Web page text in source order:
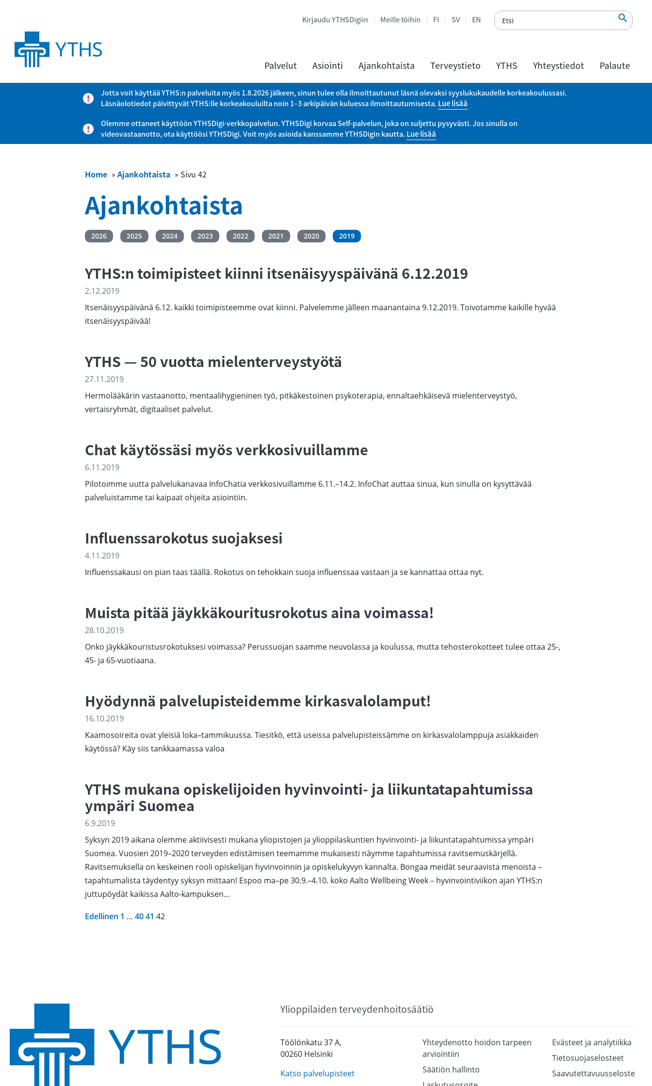
Kirjaudu YTHSDigiin Meille töihin FI SV EN 
Palvelut Asiointi Ajankohtaista Terveystieto YTHS Yhteystiedot Palaute
Jotta voit käyttää YTHS:n palveluita myös 1.8.2026 jälkeen, sinun tulee olla ilmoittautunut läsnä olevaksi syyslukukaudelle korkeakoulussasi.
Läsnäolotiedot päivittyvät YTHS:lle korkeakouluilta noin 1–3 arkipäivän kuluessa ilmoittautumisesta.Lue lisää
Olemme ottaneet käyttöön YTHSDigi-verkkopalvelun. YTHSDigi korvaa Self-palvelun, joka on suljettu pysyvästi. Jos sinulla on
videovastaanotto, ota käyttöösi YTHSDigi. Voit myös asioida kanssamme YTHSDigin kautta.Lue lisää
Home » Ajankohtaista » Sivu 42
Ajankohtaista
2026 2025 2024 2023 2022 2021 2020 2019
YTHS:n toimipisteet kiinni itsenäisyyspäivänä 6.12.2019
2.12.2019
Itsenäisyyspäivänä 6.12. kaikki toimipisteemme ovat kiinni. Palvelemme jälleen maanantaina 9.12.2019. Toivotamme kaikille hyvää
itsenäisyyspäivää!
YTHS — 50 vuotta mielenterveystyötä
27.11.2019
Hermolääkärin vastaanotto, mentaalihygieninen työ, pitkäkestoinen psykoterapia, ennaltaehkäisevä mielenterveystyö,
vertaisryhmät, digitaaliset palvelut.
Chat käytössäsi myös verkkosivuillamme
6.11.2019
Pilotoimme uutta palvelukanavaa InfoChatia verkkosivuillamme 6.11.–14.2. InfoChat auttaa sinua, kun sinulla on kysyttävää
palveluistamme tai kaipaat ohjeita asiointiin.
Influenssarokotus suojaksesi
4.11.2019
Influenssakausi on pian taas täällä. Rokotus on tehokkain suoja influenssaa vastaan ja se kannattaa ottaa nyt.
Muista pitää jäykkäkouritusrokotus aina voimassa!
28.10.2019
Onko jäykkäkouristusrokotuksesi voimassa? Perussuojan saamme neuvolassa ja koulussa, mutta tehosterokotteet tulee ottaa 25-,
45- ja 65-vuotiaana.
Hyödynnä palvelupisteidemme kirkasvalolamput!
16.10.2019
Kaamosoireita ovat yleisiä loka–tammikuussa. Tiesitkö, että useissa palvelupisteissämme on kirkasvalolamppuja asiakkaiden
käytössä? Käy siis tankkaamassa valoa
YTHS mukana opiskelijoiden hyvinvointi- ja liikuntatapahtumissa
ympäri Suomea
6.9.2019
Syksyn 2019 aikana olemme aktiivisesti mukana yliopistojen ja ylioppilaskuntien hyvinvointi- ja liikuntatapahtumissa ympäri
Suomea. Vuosien 2019–2020 terveyden edistämisen teemamme mukaisesti näymme tapahtumissa ravitsemuskärjellä.
Ravitsemuksella on keskeinen rooli opiskelijan hyvinvoinnin ja opiskelukyvyn kannalta. Bongaa meidät seuraavista menoista –
tapahtumalista täydentyy syksyn mittaan! Espoo ma–pe 30.9.–4.10. koko Aalto Wellbeing Week – hyvinvointiviikon ajan YTHS:n
juttupöydät kaikissa Aalto-kampuksen…
Edellinen 1 … 4041 42
Ylioppilaiden terveydenhoitosäätiö
Töölönkatu 37 A,
00260 Helsinki
Katso palvelupisteet
Yhteydenotto hoidon tarpeen
arviointiin
Säätiön hallinto
Evästeet ja analytiikka
Tietosuojaselosteet
Saavutettavuusseloste